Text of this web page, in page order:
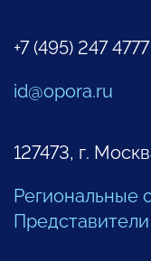
+7 (495) 247 4777
id@opora.ru
127473, г.
Региональные